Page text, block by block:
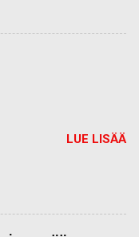
LUE LISÄÄ